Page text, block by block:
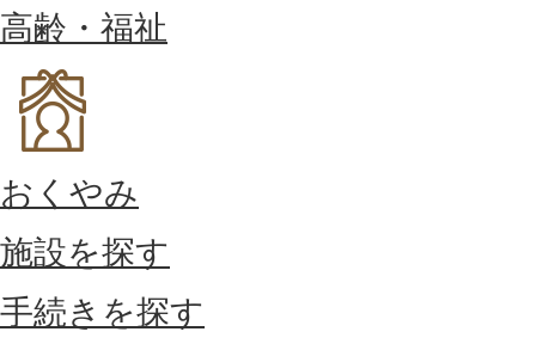
高齢・福祉
おくやみ
施設を探す
手続きを探す